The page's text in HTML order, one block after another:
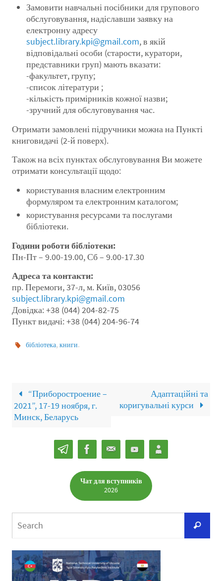
Замовити навчальні посібники для групового
обслуговування, надіславши заявку на
електронну адресу
subject.library.kpi@gmail.com, в якій
відповідальні особи (старости, куратори,
представники груп) мають вказати:
-факультет, групу;
-список літератури ;
-кількість примірників кожної назви;
-зручний для обслуговування час.
Отримати замовлені підручники можна на Пункті
книговидачі (2-й поверх).
Також на всіх пунктах обслуговування Ви можете
отримати консультації щодо:
користування власним електронним
формуляром та електронним каталогом;
користування ресурсами та послугами
бібліотеки.
Години роботи бібліотеки:
Пн-Пт – 9.00-19.00, Сб – 9.00-17.30
Адреса та контакти:
пр. Перемоги, 37-л, м. Київ, 03056
subject.library.kpi@gmail.com
Довідка: +38 (044) 204-82-75
Пункт видачі: +38 (044) 204-96-74
бібліотека,книги.
“Приборостроение –
2021”, 17-19 ноября, г.
Минск, Беларусь
Адаптаційні та
коригувальні курси
Чат для вступників
2026